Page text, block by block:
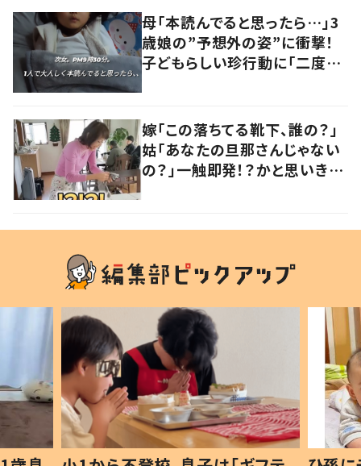
母「本読んでると思ったら…」3
歳娘の”予想外の姿”に衝撃！
子どもらしい珍行動に「二度見
嫁「この落ちてる靴下、誰の？」
姑「あなたの旦那さんじゃない
の？」一触即発！？かと思いき